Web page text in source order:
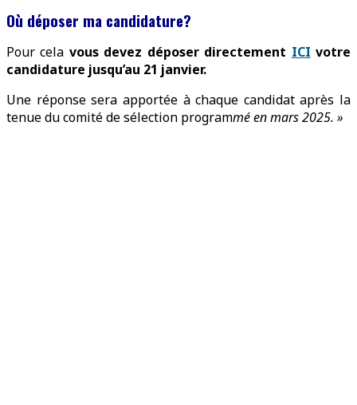
Où déposer ma candidature?
Pour cela vous devez déposer directement ICI votre
candidature jusqu’au 21 janvier.
Une réponse sera apportée à chaque candidat après la
tenue du comité de sélection programmé en mars 2025. »